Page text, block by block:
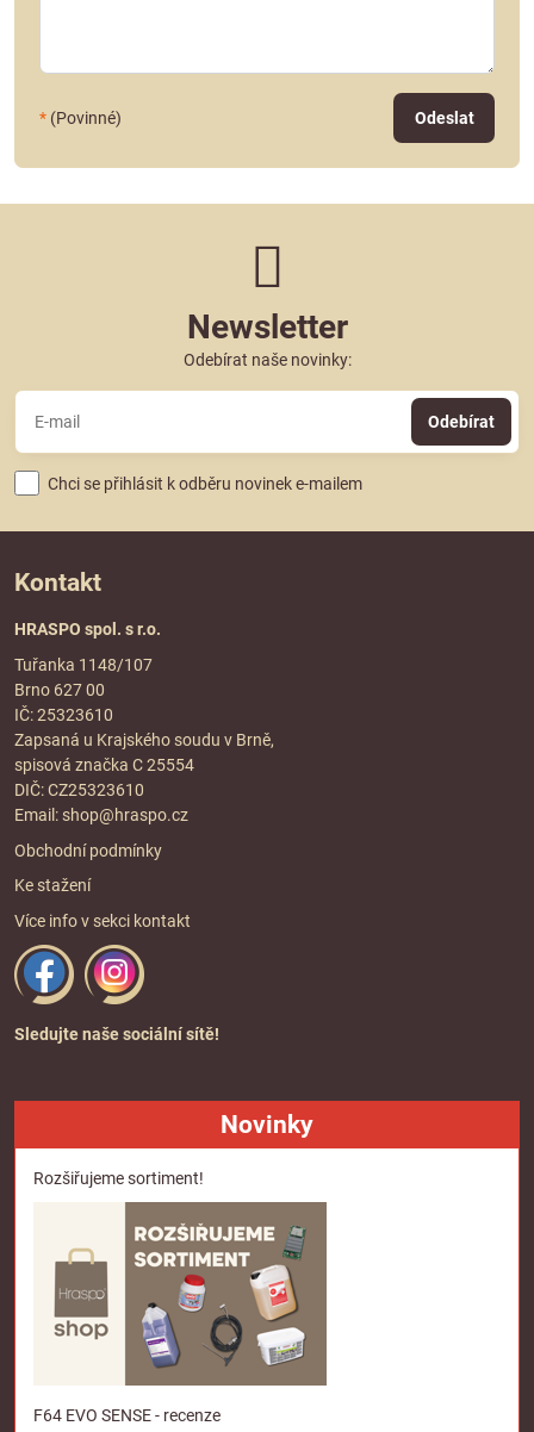
* (Povinné) Odeslat
Newsletter
Odebírat naše novinky:
Odebírat
Chci se přihlásit k odběru novinek e-mailem
Kontakt
HRASPO spol. s r.o.
Tuřanka 1148/107
Brno 627 00
IČ: 25323610
Zapsaná u Krajského soudu v Brně,
spisová značka C 25554
DIČ: CZ25323610
Email: shop@hraspo.cz
Obchodní podmínky
Ke stažení
Více info v sekci kontakt
Sledujte naše sociální sítě!
Novinky
Rozšiřujeme sortiment!
F64 EVO SENSE - recenze